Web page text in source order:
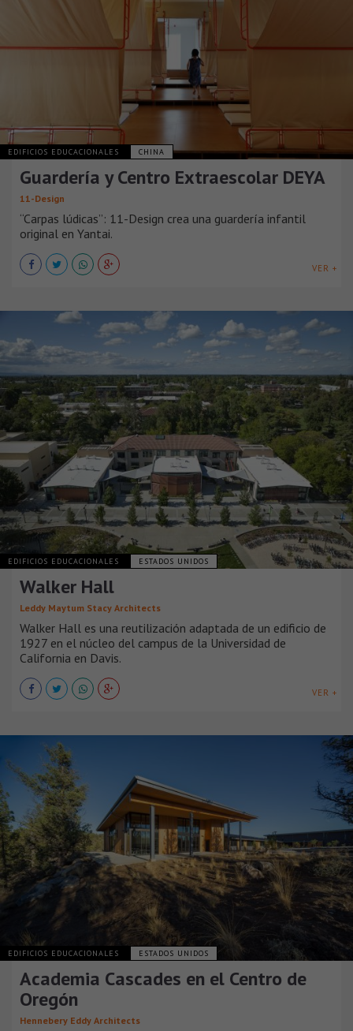
EDIFICIOS EDUCACIONALES CHINA
Guardería y Centro Extraescolar DEYA
11-Design
“Carpas lúdicas”: 11-Design crea una guardería infantil
original en Yantai.
VER +
EDIFICIOS EDUCACIONALES ESTADOS UNIDOS
Walker Hall
Leddy Maytum Stacy Architects
Walker Hall es una reutilización adaptada de un edificio de
1927 en el núcleo del campus de la Universidad de
California en Davis.
VER +
EDIFICIOS EDUCACIONALES ESTADOS UNIDOS
Academia Cascades en el Centro de
Oregón
Hennebery Eddy Architects